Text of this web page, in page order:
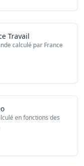
Travail
calculé par France
en fonctions des